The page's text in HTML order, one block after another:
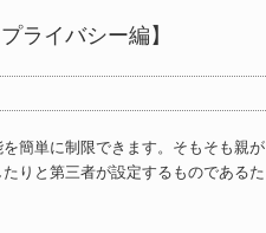
ライバシー編】
簡単に制限できます。そもそも親が
りと第三者が設定するものであるた